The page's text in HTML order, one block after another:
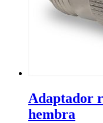
Adaptador
hembra